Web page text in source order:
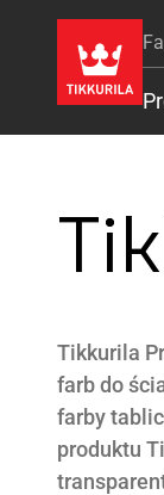
Tikkurila
farb do
farby
produktu